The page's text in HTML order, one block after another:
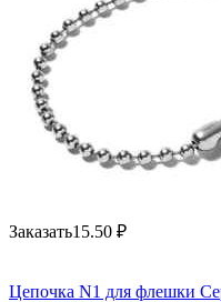
Заказать15.50 ₽
Цепочка N1 для флешки